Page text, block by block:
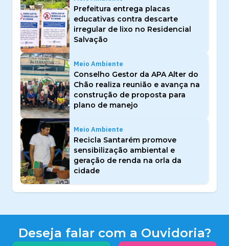
Prefeitura entrega placas
educativas contra descarte
irregular de lixo no Residencial
Salvação
Meio Ambiente
Conselho Gestor da APA Alter do
Chão realiza reunião e avança na
construção de proposta para
plano de manejo
Meio Ambiente
Recicla Santarém promove
sensibilização ambiental e
geração de renda na orla da
cidade
Deseja falar com a Ouvidoria?